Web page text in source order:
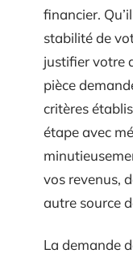
financier.
stabilité de
justifier votre
pièce
critères
étape avec
vos revenus,
autre source
La demande